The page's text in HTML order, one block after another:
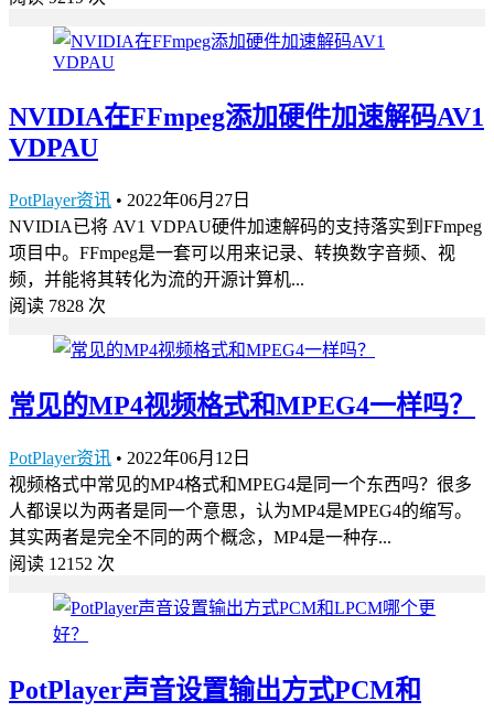
NVIDIA在FFmpeg添加硬件加速解码AV1
VDPAU
PotPlayer资讯 • 2022年06月27日
NVIDIA已将 AV1 VDPAU硬件加速解码的支持落实到FFmpeg
项目中。FFmpeg是一套可以用来记录、转换数字音频、视
频，并能将其转化为流的开源计算机...
阅读 7828 次
常见的MP4视频格式和MPEG4一样吗？
PotPlayer资讯 • 2022年06月12日
视频格式中常见的MP4格式和MPEG4是同一个东西吗？很多
人都误以为两者是同一个意思，认为MP4是MPEG4的缩写。
其实两者是完全不同的两个概念，MP4是一种存...
阅读 12152 次
PotPlayer声音设置输出方式PCM和